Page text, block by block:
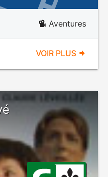
Aventures
VOIR PLUS